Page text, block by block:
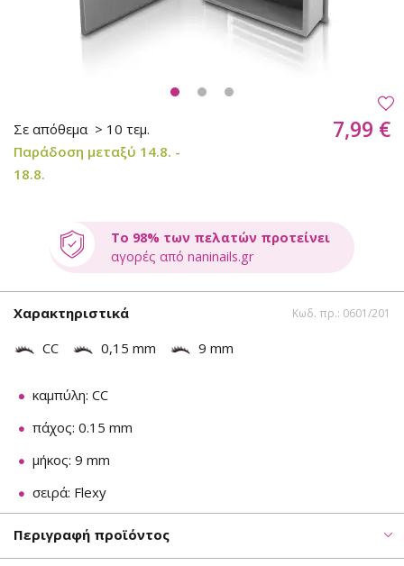
Σε απόθεμα > 10 τεμ.
Παράδοση μεταξύ 14.8. -
18.8.
7,99 €
Το 98% των πελατών προτείνει
αγορές από naninails.gr
Χαρακτηριστικά Κωδ. πρ.: 0601/201
CC 0,15 mm 9 mm
καμπύλη: CC
πάχος: 0.15 mm
μήκος: 9 mm
σειρά: Flexy
Περιγραφή προϊόντος